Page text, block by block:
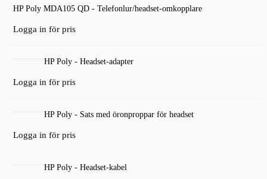
HP Poly MDA105 QD - Telefonlur/headset-omkopplare
Logga in för pris
HP Poly - Headset-adapter
Logga in för pris
HP Poly - Sats med öronproppar för headset
Logga in för pris
HP Poly - Headset-kabel